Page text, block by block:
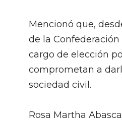
Mencionó que,
de la
cargo de elección
comprometan a
sociedad civil.
Rosa Martha